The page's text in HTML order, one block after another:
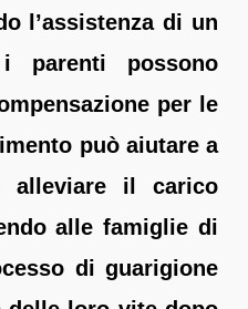
l’assistenza di un
parenti possono
per le
può aiutare a
alleviare il carico
alle famiglie di
di guarigione